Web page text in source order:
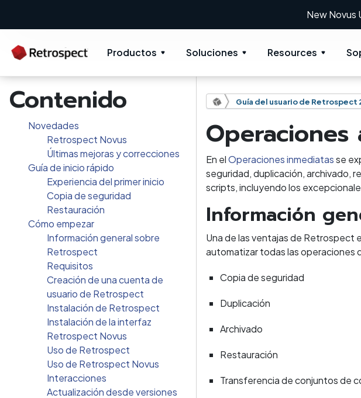
Productos Soluciones Resources
Contenido
Novedades
Retrospect Novus
Últimas mejoras y correcciones
Guía de inicio rápido
Experiencia del primer inicio
Copia de seguridad
Restauración
Cómo empezar
Información general sobre
Retrospect
Requisitos
Creación de una cuenta de
usuario de Retrospect
Instalación de Retrospect
Instalación de la interfaz
Retrospect Novus
Uso de Retrospect
Uso de Retrospect Novus
Interacciones
Actualización desde versiones
Guía del usuario de Retrospect
Operaciones
En elOperaciones inmediatasse
seguridad, duplicación, archivado,
scripts, incluyendo los
Información
Una de las ventajas de Retrospect
automatizar todas las operaciones
Copia de seguridad
Duplicación
Archivado
Restauración
Transferencia de conjuntos de